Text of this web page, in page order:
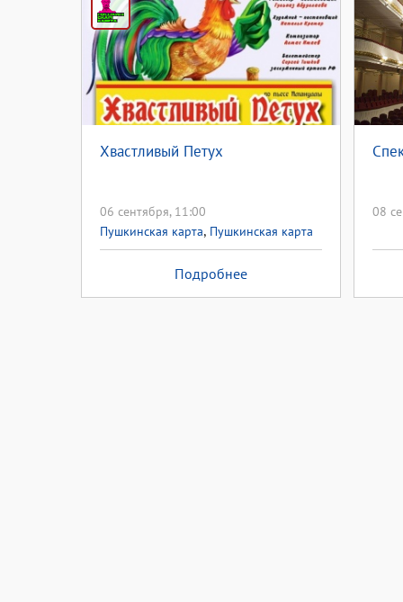
Хвастливый Петух
06 сентября, 11:00
Пушкинская карта, Пушкинская карта
Подробнее
08